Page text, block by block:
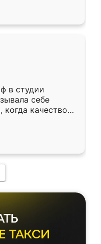
в студии
себе
когда качеством
уже почти
ТАКСИ